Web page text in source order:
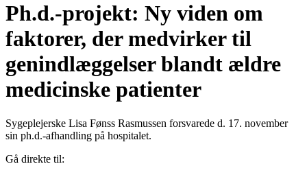
Ph.d.-projekt: Ny viden om
faktorer, der medvirker til
genindlæggelser blandt ældre
medicinske patienter
Sygeplejerske Lisa Fønss Rasmussen forsvarede d. 17. november
sin ph.d.-afhandling på hospitalet.
Gå direkte til: